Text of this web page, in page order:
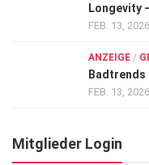
Longevity
FEB. 13, 2026
ANZEIGE /
Badtrends
FEB. 13, 2026
Mitglieder Login